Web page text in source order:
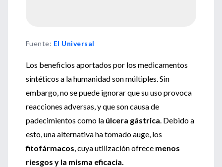
Fuente: El Universal
Los beneficios aportados por los medicamentos
sintéticos a la humanidad son múltiples. Sin
embargo, no se puede ignorar que su uso provoca
reacciones adversas, y que son causa de
padecimientos como la úlcera gástrica. Debido a
esto, una alternativa ha tomado auge, los
fitofármacos, cuya utilización ofrece menos
riesgos y la misma eficacia.